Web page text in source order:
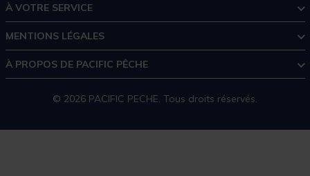
À VOTRE SERVICE
MENTIONS LÉGALES
À PROPOS DE PACIFIC PÊCHE
© 2026 PACIFIC PECHE. Tous droits réservés.